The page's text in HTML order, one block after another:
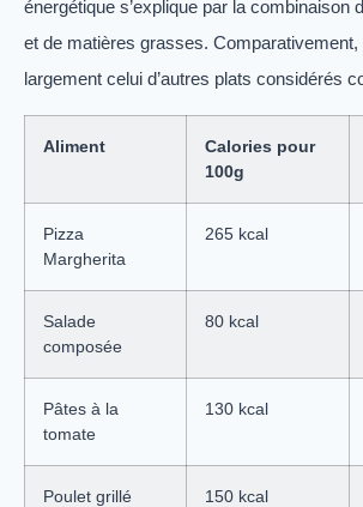
énergétique s’explique par la combinaison
et de matières grasses.
largement celui d’autres plats considérés
Aliment
Calories pour
100g
Pizza
Margherita
265 kcal
Salade
composée
80 kcal
Pâtes à la
tomate
130 kcal
Poulet grillé
150 kcal